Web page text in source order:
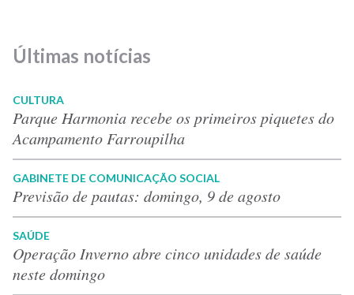
Últimas notícias
CULTURA
Parque Harmonia recebe os primeiros piquetes do
Acampamento Farroupilha
GABINETE DE COMUNICAÇÃO SOCIAL
Previsão de pautas: domingo, 9 de agosto
SAÚDE
Operação Inverno abre cinco unidades de saúde
neste domingo